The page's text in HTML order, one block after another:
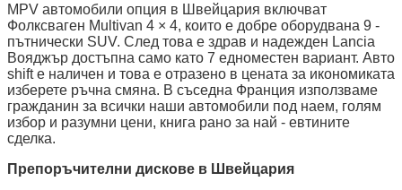
MPV автомобили опция в Швейцария включват
Фолксваген Multivan 4 × 4, които е добре оборудвана 9 -
пътнически SUV. След това е здрав и надежден Lancia
Вояджър достъпна само като 7 едноместен вариант. Авто
shift е наличен и това е отразено в цената за икономиката
изберете ръчна смяна. В съседна Франция използваме
гражданин за всички наши автомобили под наем, голям
избор и разумни цени, книга рано за най - евтините
сделка.
Препоръчителни дискове в Швейцария